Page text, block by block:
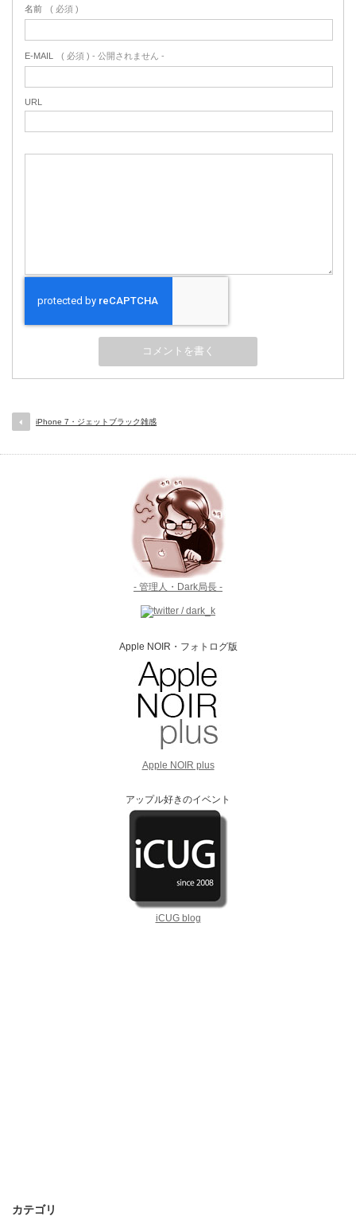
名前 ( 必須 )
E-MAIL ( 必須 ) - 公開されません -
URL
iPhone 7・ジェットブラック雑感
- 管理人・Dark局長 -
Apple NOIR・フォトログ版
Apple NOIR plus
アップル好きのイベント
iCUG blog
カテゴリ